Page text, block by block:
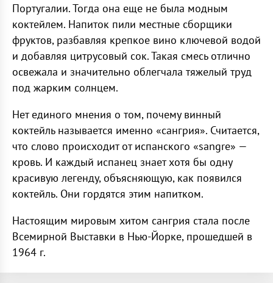
Португалии. Тогда она еще не была модным
коктейлем. Напиток пили местные сборщики
фруктов, разбавляя крепкое вино ключевой водой
и добавляя цитрусовый сок. Такая смесь отлично
освежала и значительно облегчала тяжелый труд
под жарким солнцем.
Нет единого мнения о том, почему винный
коктейль называется именно «сангрия». Считается,
что слово происходит от испанского «sangre» —
кровь. И каждый испанец знает хотя бы одну
красивую легенду, объясняющую, как появился
коктейль. Они гордятся этим напитком.
Настоящим мировым хитом сангрия стала после
Всемирной Выставки в Нью-Йорке, прошедшей в
1964 г.